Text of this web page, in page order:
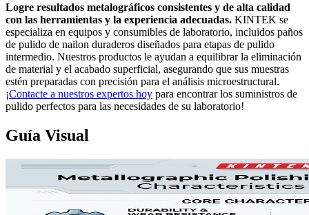
Logre resultados metalográficos consistentes y de alta calidad
con las herramientas y la experiencia adecuadas. KINTEK se
especializa en equipos y consumibles de laboratorio, incluidos paños
de pulido de nailon duraderos diseñados para etapas de pulido
intermedio. Nuestros productos le ayudan a equilibrar la eliminación
de material y el acabado superficial, asegurando que sus muestras
estén preparadas con precisión para el análisis microestructural.
¡Contacte a nuestros expertos hoy para encontrar los suministros de
pulido perfectos para las necesidades de su laboratorio!
Guía Visual